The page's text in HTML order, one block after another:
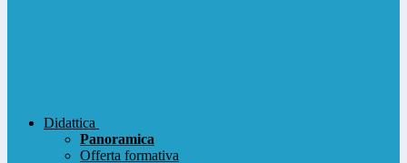
Didattica
Panoramica
Offerta formativa